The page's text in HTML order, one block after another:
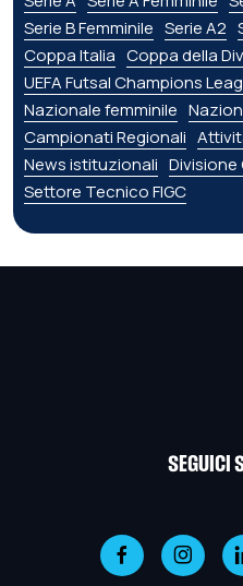
Serie B Femminile Serie A2
Coppa Italia Coppa della
UEFA Futsal Champions
Nazionale femminile
Campionati Regionali
News istituzionali Divisione
Settore Tecnico FIGC
SEGUICI